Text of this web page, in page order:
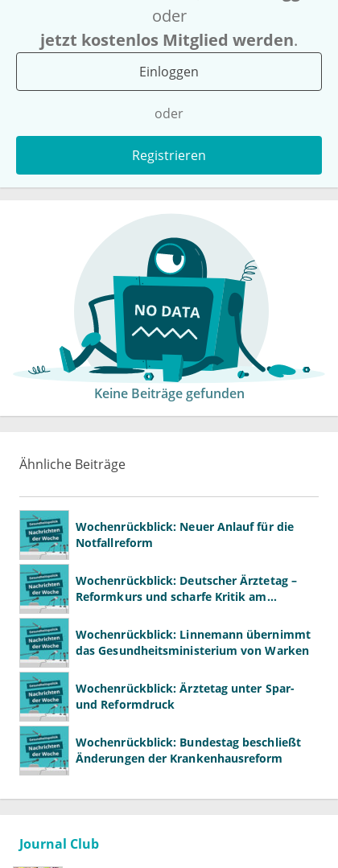
oder
jetzt kostenlos Mitglied werden.
Einloggen
oder
Registrieren
Keine Beiträge gefunden
Ähnliche Beiträge
Wochenrückblick: Neuer Anlauf für die
Notfallreform
Wochenrückblick: Deutscher Ärztetag –
Reformkurs und scharfe Kritik am
Wochenrückblick: Linnemann übernimmt
das Gesundheitsministerium von Warken
Wochenrückblick: Ärztetag unter Spar-
und Reformdruck
Wochenrückblick: Bundestag beschließt
Änderungen der Krankenhausreform
Journal Club